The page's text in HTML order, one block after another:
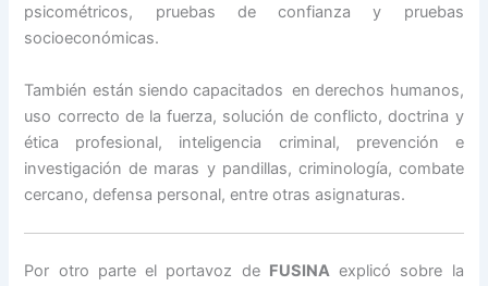
psicométricos, pruebas de confianza y pruebas
socioeconómicas.
También están siendo capacitados en derechos humanos,
uso correcto de la fuerza, solución de conflicto, doctrina y
ética profesional, inteligencia criminal, prevención e
investigación de maras y pandillas, criminología, combate
cercano, defensa personal, entre otras asignaturas.
Por otro parte el portavoz de FUSINAexplicó sobre la